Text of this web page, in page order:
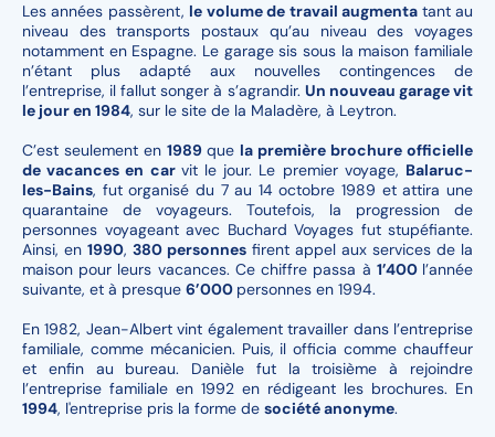
Les années passèrent, le volume de travail augmenta tant au
niveau des transports postaux qu’au niveau des voyages
notamment en Espagne. Le garage sis sous la maison familiale
n’étant plus adapté aux nouvelles contingences de
l’entreprise, il fallut songer à s’agrandir. Un nouveau garage vit
le jour en 1984, sur le site de la Maladère, à Leytron.
C’est seulement en 1989 que la première brochure officielle
de vacances en car vit le jour. Le premier voyage, Balaruc-
les-Bains, fut organisé du 7 au 14 octobre 1989 et attira une
quarantaine de voyageurs. Toutefois, la progression de
personnes voyageant avec Buchard Voyages fut stupéfiante.
Ainsi, en1990,380 personnes firent appel aux services de la
maison pour leurs vacances. Ce chiffre passa à 1’400 l’année
suivante, et à presque 6’000 personnes en 1994.
En 1982, Jean-Albert vint également travailler dans l’entreprise
familiale, comme mécanicien. Puis, il officia comme chauffeur
et enfin au bureau. Danièle fut la troisième à rejoindre
l’entreprise familiale en 1992 en rédigeant les brochures. En
1994, l'entreprise pris la forme de société anonyme.